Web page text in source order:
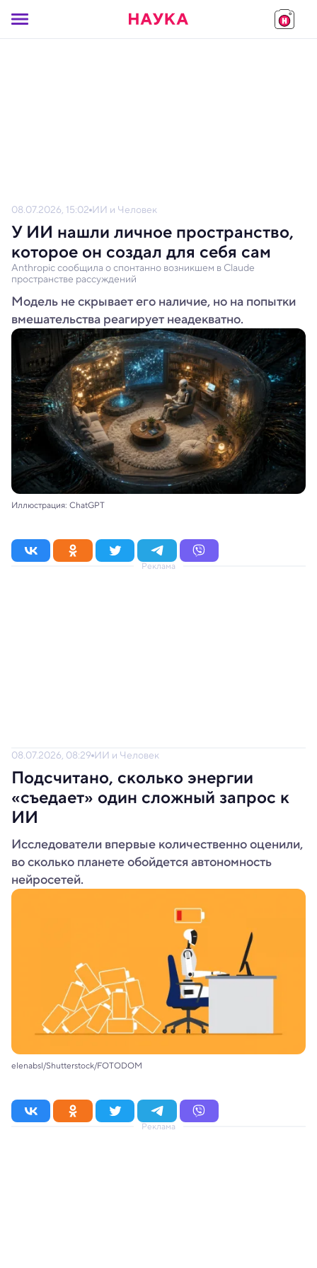
08.07.2026, 15:02 ИИ и Человек
У ИИ нашли личное пространство,
которое он создал для себя сам
Anthropic сообщила о спонтанно возникшем в Claude
пространстве рассуждений
Модель не скрывает его наличие, но на попытки
вмешательства реагирует неадекватно.
Иллюстрация: ChatGPT
Реклама
08.07.2026, 08:29 ИИ и Человек
Подсчитано, сколько энергии
«съедает» один сложный запрос к
ИИ
Исследователи впервые количественно оценили,
во сколько планете обойдется автономность
нейросетей.
elenabsl/Shutterstock/FOTODOM
Реклама